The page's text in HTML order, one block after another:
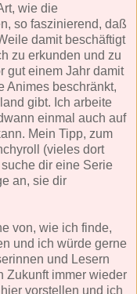
wie die
so faszinierend, daß
damit beschäftigt
zu erkunden und zu
gut einem Jahr damit
Animes beschränkt,
gibt. Ich arbeite
einmal auch auf
Mein Tipp, zum
(vieles dort
dir eine Serie
an, sie dir
von, wie ich finde,
und ich würde gerne
und Lesern
Zukunft immer wieder
vorstellen und ich